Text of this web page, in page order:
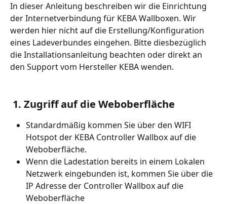
In dieser Anleitung beschreiben wir die Einrichtung
der Internetverbindung für KEBA Wallboxen. Wir
werden hier nicht auf die Erstellung/Konfiguration
eines Ladeverbundes eingehen. Bitte diesbezüglich
die Installationsanleitung beachten oder direkt an
den Support vom Hersteller KEBA wenden.
1. Zugriff auf die Weboberfläche
Standardmäßig kommen Sie über den WIFI
Hotspot der KEBA Controller Wallbox auf die
Weboberfläche.
Wenn die Ladestation bereits in einem Lokalen
Netzwerk eingebunden ist, kommen Sie über die
IP Adresse der Controller Wallbox auf die
Weboberfläche